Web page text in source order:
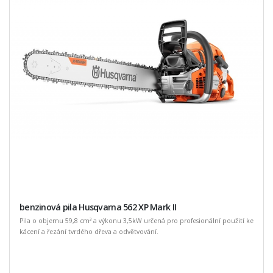
benzinová pila Husqvarna 562 XP Mark II
Pila o objemu 59,8 cm³ a výkonu 3,5kW určená pro profesionální použití ke
kácení a řezání tvrdého dřeva a odvětvování.